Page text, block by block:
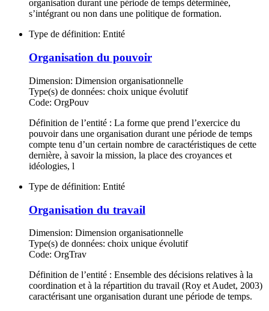
organisation durant une période de temps déterminée,
s’intégrant ou non dans une politique de formation.
Type de définition: Entité
Organisation du pouvoir
Dimension: Dimension organisationnelle
Type(s) de données: choix unique évolutif
Code: OrgPouv
Définition de l’entité : La forme que prend l’exercice du
pouvoir dans une organisation durant une période de temps
compte tenu d’un certain nombre de caractéristiques de cette
dernière, à savoir la mission, la place des croyances et
idéologies, l
Type de définition: Entité
Organisation du travail
Dimension: Dimension organisationnelle
Type(s) de données: choix unique évolutif
Code: OrgTrav
Définition de l’entité : Ensemble des décisions relatives à la
coordination et à la répartition du travail (Roy et Audet, 2003)
caractérisant une organisation durant une période de temps.